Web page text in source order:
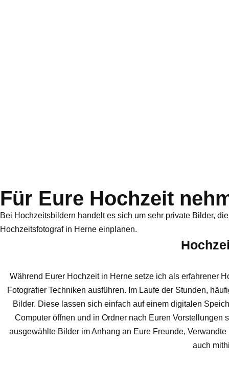
Für Eure Hochzeit
Bei Hochzeitsbildern handelt es sich um sehr private Bilder,
Hochzeitsfotograf in Herne einplanen.
Während Eurer Hochzeit in Herne setze ich als erfahrener
Fotografier Techniken ausführen. Im Laufe der Stunden,
Bilder. Diese lassen sich einfach auf einem digitalen
Computer öffnen und in Ordner nach Euren
ausgewählte Bilder im Anhang an Eure Freunde,
auch